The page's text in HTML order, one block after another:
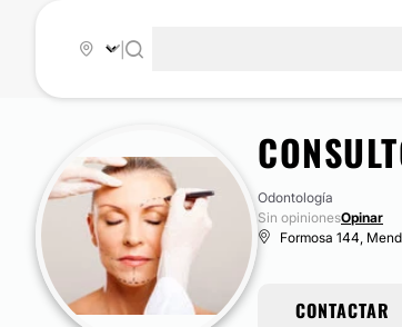
Odontología
Sin opinionesOpinar
Formosa 144,
CONTACTAR